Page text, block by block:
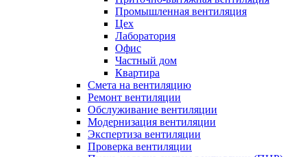
Промышленная вентиляция
Цех
Лаборатория
Офис
Частный дом
Квартира
Смета на вентиляцию
Ремонт вентиляции
Обслуживание вентиляции
Модернизация вентиляции
Экспертиза вентиляции
Проверка вентиляции